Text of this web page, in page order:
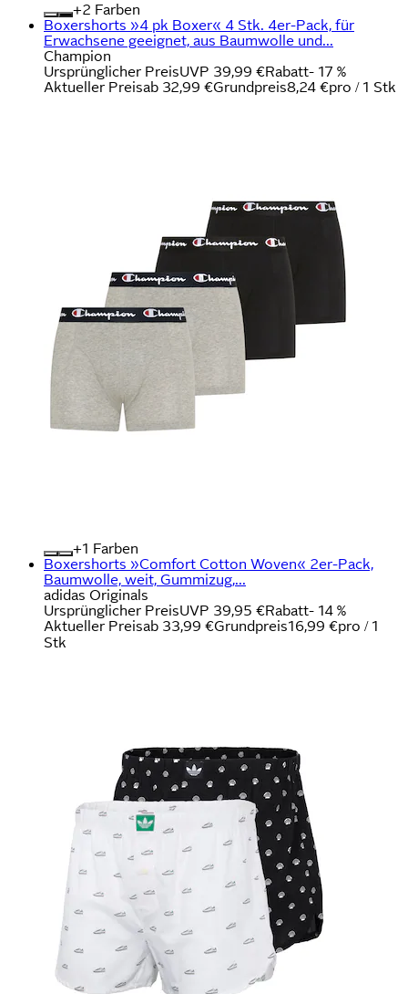
+
Farben
Boxershorts »4 pk Boxer« 4 Stk. 4er-Pack, für
Erwachsene geeignet, aus Baumwolle und...
Champion
Ursprünglicher PreisUVP 39,99 €Rabatt- 17 %
Aktueller Preisab 32,99 €Grundpreis8,24 €pro / 1 Stk
+
Farben
Boxershorts »Comfort Cotton Woven« 2er-Pack,
Baumwolle, weit, Gummizug,...
adidas Originals
Ursprünglicher PreisUVP 39,95 €Rabatt- 14 %
Aktueller Preisab 33,99 €Grundpreis16,99 €pro / 1
Stk